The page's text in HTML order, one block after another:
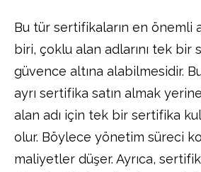
Bu tür sertifikaların en önemli
biri, çoklu alan adlarını tek bir
güvence altına alabilmesidir.
ayrı sertifika satın almak
alan adı için tek bir sertifika
olur. Böylece yönetim süreci
maliyetler düşer. Ayrıca,